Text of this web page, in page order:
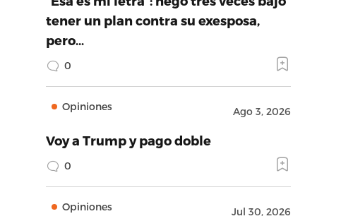
tener un plan contra su exesposa,
pero…
0
Opiniones Ago 3, 2026
Voy a Trump y pago doble
0
Opiniones Jul 30, 2026